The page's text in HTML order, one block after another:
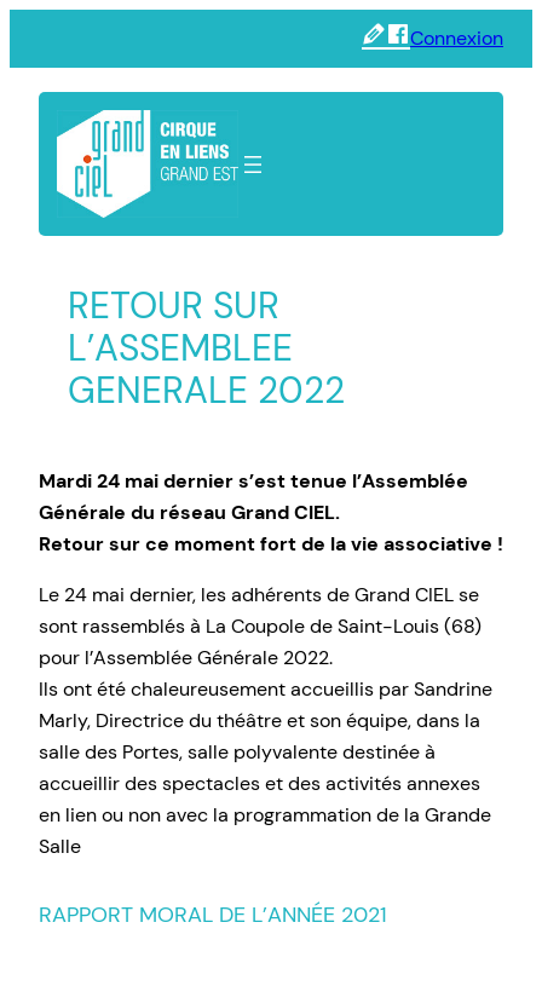
contenu
Connexion
RETOUR SUR
L’ASSEMBLEE
GENERALE 2022
Mardi 24 mai dernier s’est tenue l’Assemblée
Générale du réseau Grand CIEL.
Retour sur ce moment fort de la vie associative !
Le 24 mai dernier, les adhérents de Grand CIEL se
sont rassemblés à La Coupole de Saint-Louis (68)
pour l’Assemblée Générale 2022.
Ils ont été chaleureusement accueillis par Sandrine
Marly, Directrice du théâtre et son équipe, dans la
salle des Portes, salle polyvalente destinée à
accueillir des spectacles et des activités annexes
en lien ou non avec la programmation de la Grande
Salle
RAPPORT MORAL DE L’ANNÉE 2021